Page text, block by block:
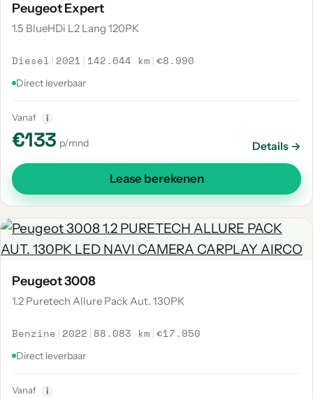
Peugeot Expert
1.5 BlueHDi L2 Lang 120PK
Diesel | 2021 | 142.644 km |€8.990
Direct leverbaar
Vanaf i
€133 p/mnd Details →
Lease berekenen
Peugeot 3008
1.2 Puretech Allure Pack Aut. 130PK
Benzine | 2022 | 88.083 km |€17.950
Direct leverbaar
Vanaf i